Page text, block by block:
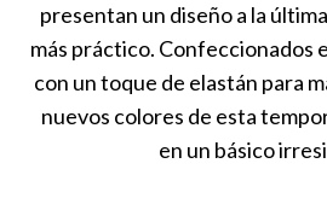
presentan un diseño a la
más práctico. Confeccionados
con un toque de elastán para
nuevos colores de esta
en un básico